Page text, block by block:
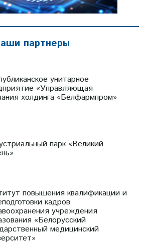
партнеры
унитарное
«Управляющая
холдинга «Белфармпром»
парк «Великий
повышения квалификации и
кадров
учреждения
«Белорусский
медицинский